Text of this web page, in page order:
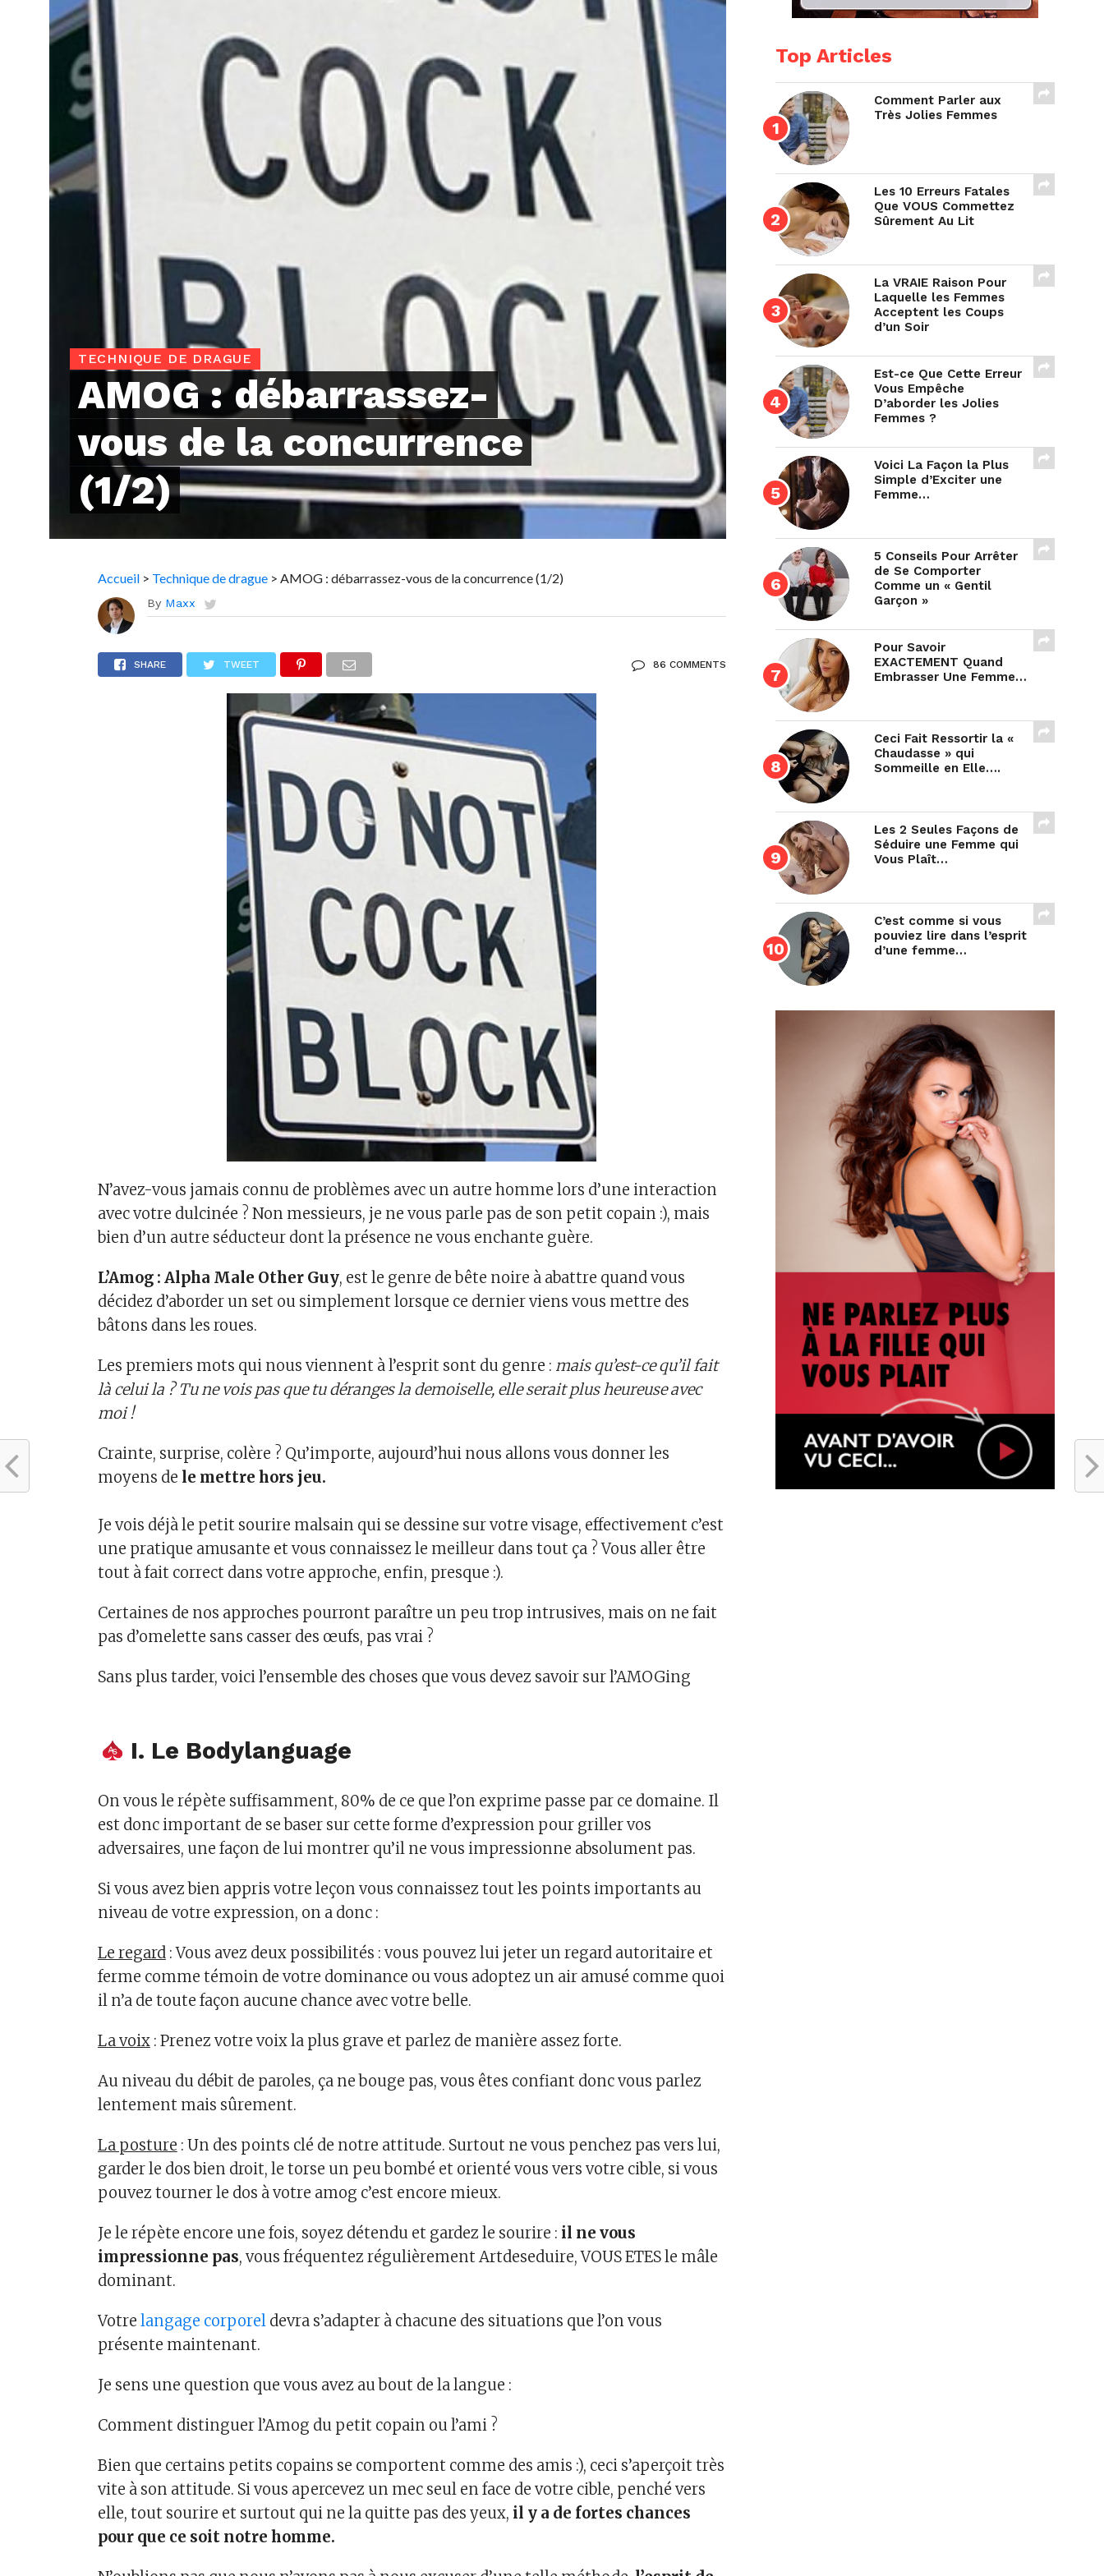
TECHNIQUE DE DRAGUE
AMOG : débarrassez-
vous de la concurrence
(1/2)
Accueil> Technique de drague> AMOG : débarrassez-vous de la concurrence (1/2)
By Maxx
SHARE TWEET 86 COMMENTS
N’avez-vous jamais connu de problèmes avec un autre homme lors d’une interaction
avec votre dulcinée ? Non messieurs, je ne vous parle pas de son petit copain :), mais
bien d’un autre séducteur dont la présence ne vous enchante guère.
L’Amog : Alpha Male Other Guy, est le genre de bête noire à abattre quand vous
décidez d’aborder un set ou simplement lorsque ce dernier viens vous mettre des
bâtons dans les roues.
Les premiers mots qui nous viennent à l’esprit sont du genre : mais qu’est-ce qu’il fait
là celui la ? Tu ne vois pas que tu déranges la demoiselle, elle serait plus heureuse avec
moi !
Crainte, surprise, colère ? Qu’importe, aujourd’hui nous allons vous donner les
moyens de le mettre hors jeu.
Je vois déjà le petit sourire malsain qui se dessine sur votre visage, effectivement c’est
une pratique amusante et vous connaissez le meilleur dans tout ça ? Vous aller être
tout à fait correct dans votre approche, enfin, presque :).
Certaines de nos approches pourront paraître un peu trop intrusives, mais on ne fait
pas d’omelette sans casser des œufs, pas vrai ?
Sans plus tarder, voici l’ensemble des choses que vous devez savoir sur l’AMOGing
I. Le Bodylanguage
On vous le répète suffisamment, 80% de ce que l’on exprime passe par ce domaine. Il
est donc important de se baser sur cette forme d’expression pour griller vos
adversaires, une façon de lui montrer qu’il ne vous impressionne absolument pas.
Si vous avez bien appris votre leçon vous connaissez tout les points importants au
niveau de votre expression, on a donc :
Le regard: Vous avez deux possibilités : vous pouvez lui jeter un regard autoritaire et
ferme comme témoin de votre dominance ou vous adoptez un air amusé comme quoi
il n’a de toute façon aucune chance avec votre belle.
La voix: Prenez votre voix la plus grave et parlez de manière assez forte.
Au niveau du débit de paroles, ça ne bouge pas, vous êtes confiant donc vous parlez
lentement mais sûrement.
La posture : Un des points clé de notre attitude. Surtout ne vous penchez pas vers lui,
garder le dos bien droit, le torse un peu bombé et orienté vous vers votre cible, si vous
pouvez tourner le dos à votre amog c’est encore mieux.
Je le répète encore une fois, soyez détendu et gardez le sourire : il ne vous
impressionne pas, vous fréquentez régulièrement Artdeseduire, VOUS ETES le mâle
dominant.
Votre langage corporeldevra s’adapter à chacune des situations que l’on vous
présente maintenant.
Je sens une question que vous avez au bout de la langue :
Comment distinguer l’Amog du petit copain ou l’ami ?
Bien que certains petits copains se comportent comme des amis :), ceci s’aperçoit très
vite à son attitude. Si vous apercevez un mec seul en face de votre cible, penché vers
elle, tout sourire et surtout qui ne la quitte pas des yeux, il y a de fortes chances
pour que ce soit notre homme.
Top Articles
Comment Parler aux
Très Jolies Femmes
Les 10 Erreurs Fatales
Que VOUS Commettez
Sûrement Au Lit
La VRAIE Raison Pour
Laquelle les Femmes
Acceptent les Coups
d’un Soir
Est-ce Que Cette Erreur
Vous Empêche
D’aborder les Jolies
Femmes ?
Voici La Façon la Plus
Simple d’Exciter une
Femme…
5 Conseils Pour Arrêter
de Se Comporter
Comme un « Gentil
Garçon »
Pour Savoir
EXACTEMENT Quand
Embrasser Une Femme…
Ceci Fait Ressortir la «
Chaudasse » qui
Sommeille en Elle….
Les 2 Seules Façons de
Séduire une Femme qui
Vous Plaît…
C’est comme si vous
pouviez lire dans l’esprit
d’une femme…